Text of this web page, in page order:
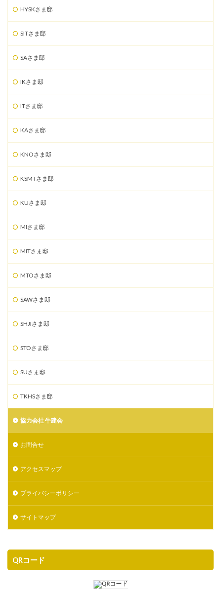
HYSKさま邸
SITさま邸
SAさま邸
IKさま邸
ITさま邸
KAさま邸
KNOさま邸
KSMTさま邸
KUさま邸
MIさま邸
MITさま邸
MTOさま邸
SAWさま邸
SHJIさま邸
STOさま邸
SUさま邸
TKHSさま邸
協力会社 牛建会
お問合せ
アクセスマップ
プライバシーポリシー
サイトマップ
QRコード